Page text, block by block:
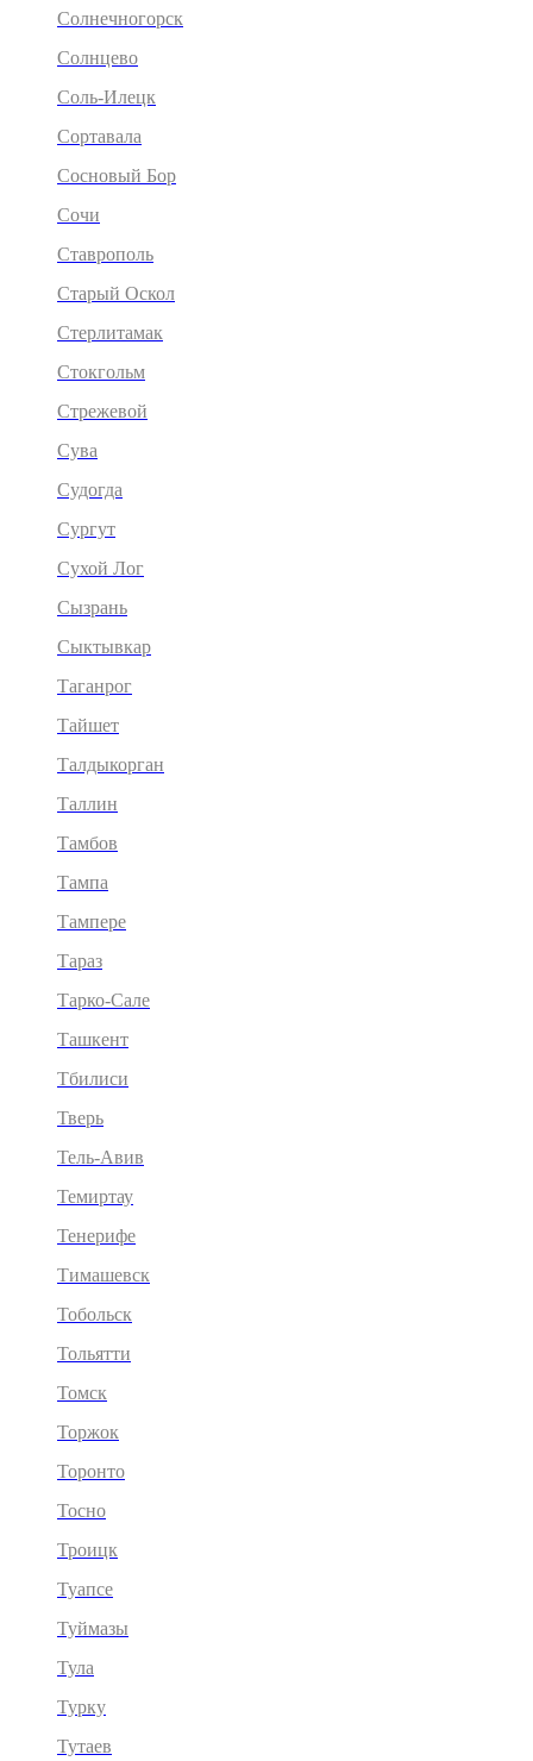
Солнечногорск
Солнцево
Соль-Илецк
Сортавала
Сосновый Бор
Сочи
Ставрополь
Старый Оскол
Стерлитамак
Стокгольм
Стрежевой
Сува
Судогда
Сургут
Сухой Лог
Сызрань
Сыктывкар
Таганрог
Тайшет
Талдыкорган
Таллин
Тамбов
Тампа
Тампере
Тараз
Тарко-Сале
Ташкент
Тбилиси
Тверь
Тель-Авив
Темиртау
Тенерифе
Тимашевск
Тобольск
Тольятти
Томск
Торжок
Торонто
Тосно
Троицк
Туапсе
Туймазы
Тула
Турку
Тутаев